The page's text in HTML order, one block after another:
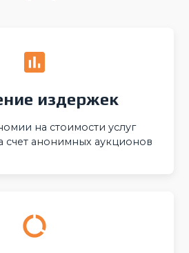
издержек
на стоимости услуг
счет анонимных аукционов